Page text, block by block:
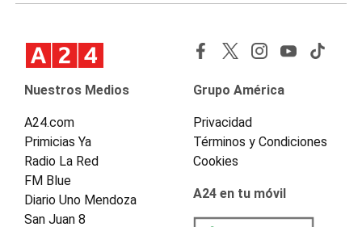
Nuestros Medios
A24.com
Primicias Ya
Radio La Red
FM Blue
Diario Uno Mendoza
San Juan 8
Grupo América
Privacidad
Términos y Condiciones
Cookies
A24 en tu móvil